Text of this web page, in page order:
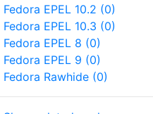
Fedora EPEL 10.2 (0)
Fedora EPEL 10.3 (0)
Fedora EPEL 8 (0)
Fedora EPEL 9 (0)
Fedora Rawhide (0)